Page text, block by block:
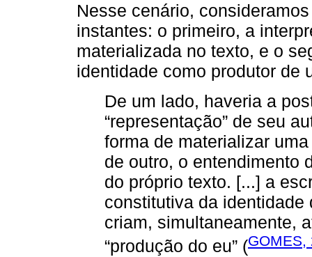
Nesse cenário,
instantes: o primeiro, a
materializada no texto, e o
identidade como produtor de
De um lado, haveria a
“representação” de seu
forma de materializar
de outro, o entendimento
do próprio texto. [...] a
constitutiva da
criam, simultaneamente,
“produção do eu” (GOMES,